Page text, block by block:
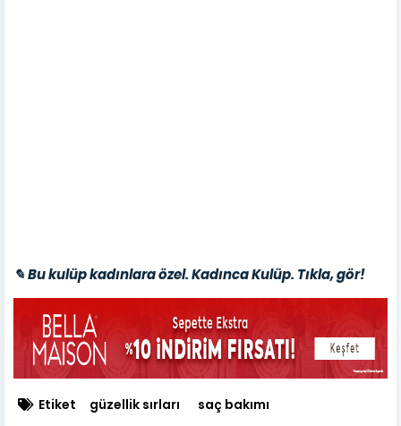
✎ Bu kulüp kadınlara özel. Kadınca Kulüp. Tıkla, gör!
Etiket güzellik sırları saç bakımı